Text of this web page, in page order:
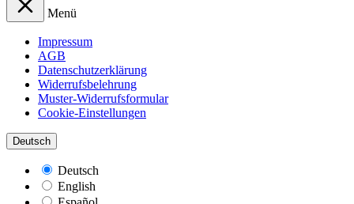
Menü
Impressum
AGB
Datenschutzerklärung
Widerrufsbelehrung
Muster-Widerrufsformular
Cookie-Einstellungen
Deutsch
Deutsch
English